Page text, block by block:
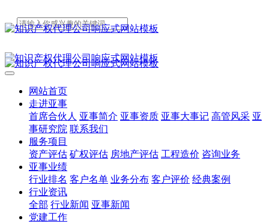
网站首页
走进亚事
首席合伙人 亚事简介 亚事资质 亚事大事记 高管风采 亚
事研究院 联系我们
服务项目
资产评估 矿权评估 房地产评估 工程造价 咨询业务
亚事业绩
行业排名 客户名单 业务分布 客户评价 经典案例
行业资讯
全部 行业新闻 亚事新闻
党建工作